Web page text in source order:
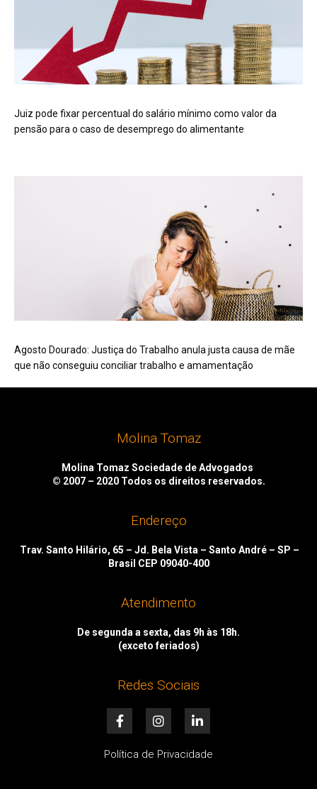
Juiz pode fixar percentual do salário mínimo como valor da
pensão para o caso de desemprego do alimentante
Agosto Dourado: Justiça do Trabalho anula justa causa de mãe
que não conseguiu conciliar trabalho e amamentação
Molina Tomaz
Molina Tomaz Sociedade de Advogados
© 2007 – 2020 Todos os direitos reservados.
Endereço
Trav. Santo Hilário, 65 – Jd. Bela Vista – Santo André – SP –
Brasil CEP 09040-400
Atendimento
De segunda a sexta, das 9h às 18h.
(exceto feriados)
Redes Sociais
F
a
e
I
n
t
i
k
Política de Privacidade